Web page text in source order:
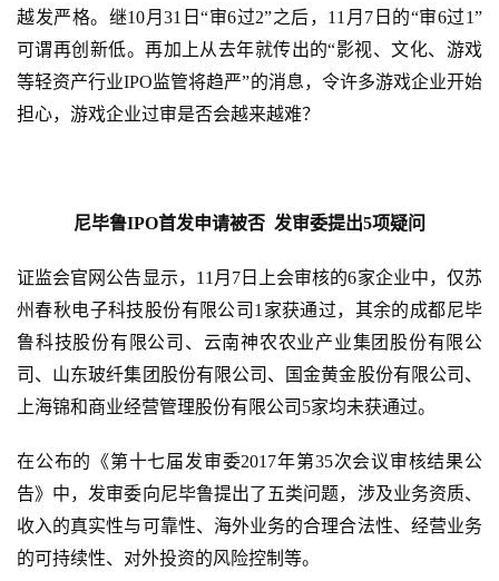
越发严格。继10月31日“审6过2”之后，11月7日的“审6过1”
可谓再创新低。再加上从去年就传出的“影视、文化、游戏
等轻资产行业IPO监管将趋严”的消息，令许多游戏企业开始
担心，游戏企业过审是否会越来越难？
尼毕鲁IPO首发申请被否  发审委提出5项疑问
证监会官网公告显示，11月7日上会审核的6家企业中，仅苏
州春秋电子科技股份有限公司1家获通过，其余的成都尼毕
鲁科技股份有限公司、云南神农农业产业集团股份有限公
司、山东玻纤集团股份有限公司、国金黄金股份有限公司、
上海锦和商业经营管理股份有限公司5家均未获通过。
在公布的《第十七届发审委2017年第35次会议审核结果公
告》中，发审委向尼毕鲁提出了五类问题，涉及业务资质、
收入的真实性与可靠性、海外业务的合理合法性、经营业务
的可持续性、对外投资的风险控制等。